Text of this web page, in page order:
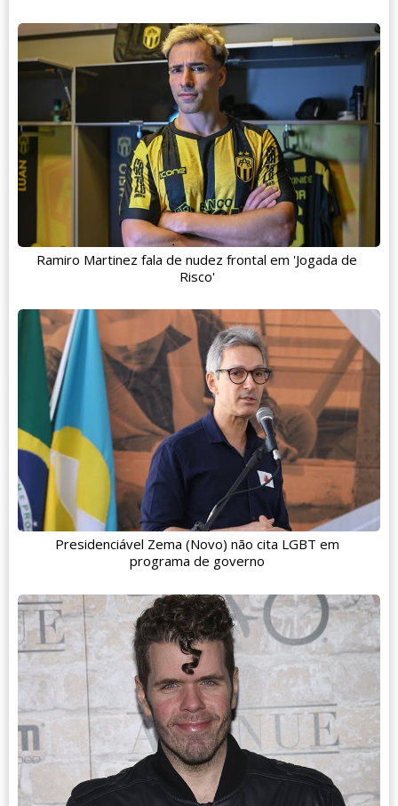
Ramiro Martinez fala de nudez frontal em 'Jogada de
Risco'
Presidenciável Zema (Novo) não cita LGBT em
programa de governo